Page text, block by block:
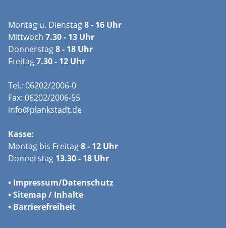
Montag u. Dienstag8 - 16 Uhr
Mittwoch 7.30 - 13 Uhr
Donnerstag8 - 18 Uhr
Freitag7.30 - 12 Uhr
Tel.: 06202/2006-0
Fax: 06202/2006-55
info@plankstadt.de
Kasse:
Montag bis Freitag8 - 12 Uhr
Donnerstag 13.30 - 18 Uhr
• Impressum/Datenschutz
•Sitemap / Inhalte
• Barrierefreiheit